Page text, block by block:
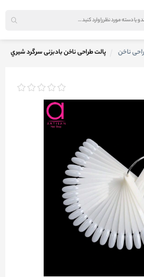
ناخن پالت طراحی ناخن بادبزنی سرگرد شيري